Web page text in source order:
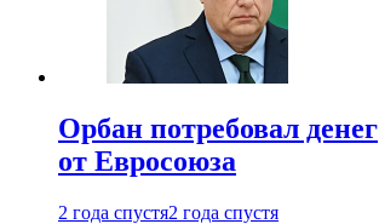
Орбан потребовал денег
от Евросоюза
2 года спустя2 года спустя